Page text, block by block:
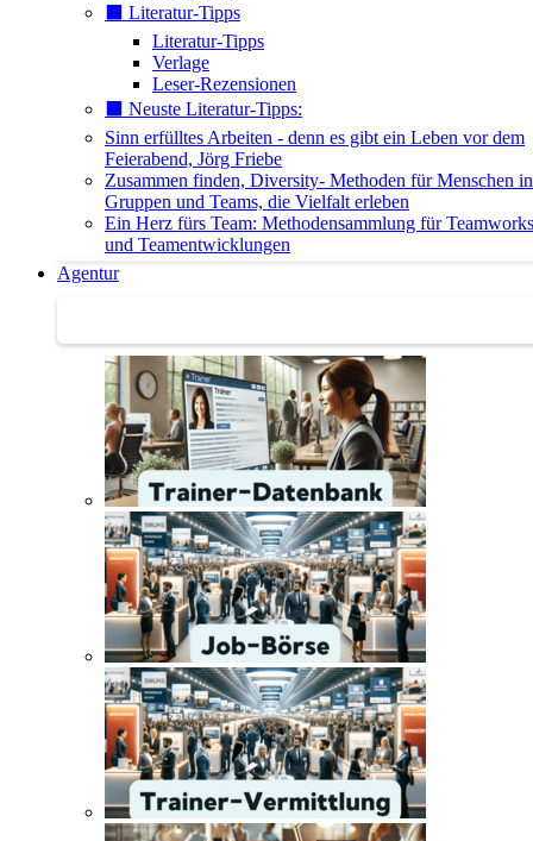
⬛️ Literatur-Tipps
Literatur-Tipps
Verlage
Leser-Rezensionen
⬛️ Neuste Literatur-Tipps:
Sinn erfülltes Arbeiten - denn es gibt ein Leben vor dem
Feierabend, Jörg Friebe
Zusammen finden, Diversity- Methoden für Menschen in
Gruppen und Teams, die Vielfalt erleben
Ein Herz fürs Team: Methodensammlung für
und Teamentwicklungen
Agentur